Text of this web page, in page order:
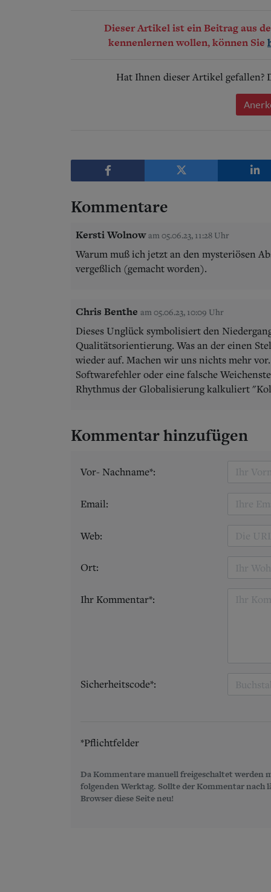
Dieser Artikel ist ein Beitrag aus
kennenlernen wollen, können Sie
Hat Ihnen dieser Artikel gefallen?
Kommentare
Kersti Wolnow am 05.06.23, 11:28 Uhr
Warum muß ich jetzt an den mysteriösen
vergeßlich (gemacht worden).
Chris Benthe am 05.06.23, 10:09 Uhr
Dieses Unglück symbolisiert den
Qualitätsorientierung. Was an der einen
wieder auf. Machen wir uns nichts mehr
Softwarefehler oder eine falsche
Rhythmus der Globalisierung kalkuliert
Kommentar hinzufügen
Vor- Nachname*:
Email:
Web:
Ort:
Ihr Kommentar*:
Sicherheitscode*:
*Pflichtfelder
Da Kommentare manuell freigeschaltet werden
folgenden Werktag. Sollte der Kommentar
Browser diese Seite neu!